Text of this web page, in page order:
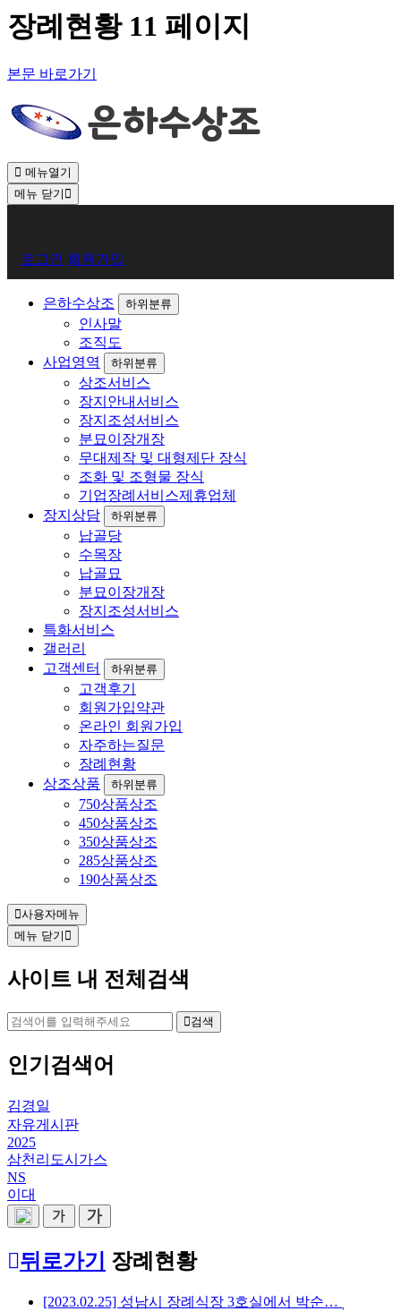
장례현황 11 페이지
본문 바로가기
메뉴열기
메뉴 닫기
원
로
인
로그인 회원가입
은하수상조 하위분류
인사말
조직도
사업영역
하위분류
상조서비스
장지안내서비스
장지조성서비스
분묘이장개장
무대제작 및 대형제단 장식
조화 및 조형물 장식
기업장례서비스제휴업체
장지상담
하위분류
납골당
수목장
납골묘
분묘이장개장
장지조성서비스
특화서비스
갤러리
고객센터
하위분류
고객후기
회원가입약관
온라인 회원가입
자주하는질문
장례현황
상조상품
하위분류
750상품상조
450상품상조
350상품상조
285상품상조
190상품상조
사용자메뉴
메뉴 닫기
사이트 내 전체검색
검색
인기검색어
김경일
자유게시판
2025
삼천리도시가스
NS
이대
뒤로가기 장례현황
[2023.02.25] 성남시 장례식장 3호실에서 박순…